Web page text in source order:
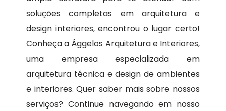
soluções completas em arquitetura e
design interiores, encontrou o lugar certo!
Conheça a Ággelos Arquitetura e Interiores,
uma empresa especializada em
arquitetura técnica e design de ambientes
e interiores. Quer saber mais sobre nossos
serviços? Continue navegando em nosso